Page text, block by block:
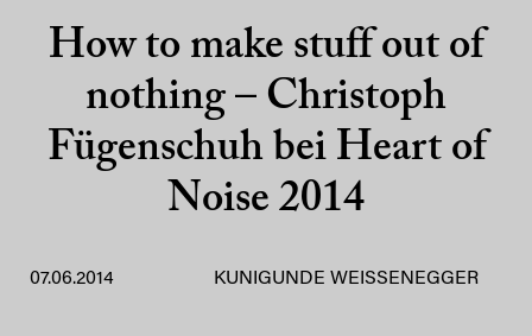
How to make stuff out of
nothing – Christoph
Fügenschuh bei Heart of
Noise 2014
07.06.2014 KUNIGUNDE WEISSENEGGER